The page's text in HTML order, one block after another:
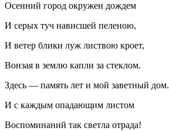
Осенний город окружен дождем
И серых туч нависшей пеленою,
И ветер блики луж листвою кроет,
Вонзая в землю капли за стеклом.
Здесь — память лет и мой заветный дом.
И с каждым опадающим листом
Воспоминаний так светла отрада!